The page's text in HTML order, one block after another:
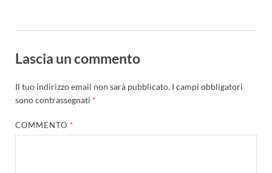
Lascia un commento
Il tuo indirizzo email non sarà pubblicato. I campi obbligatori
sono contrassegnati *
COMMENTO *